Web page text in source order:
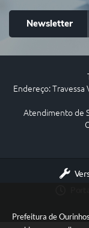
Prefeitura de
Newsletter
Endereço: Travessa
Atendimento de